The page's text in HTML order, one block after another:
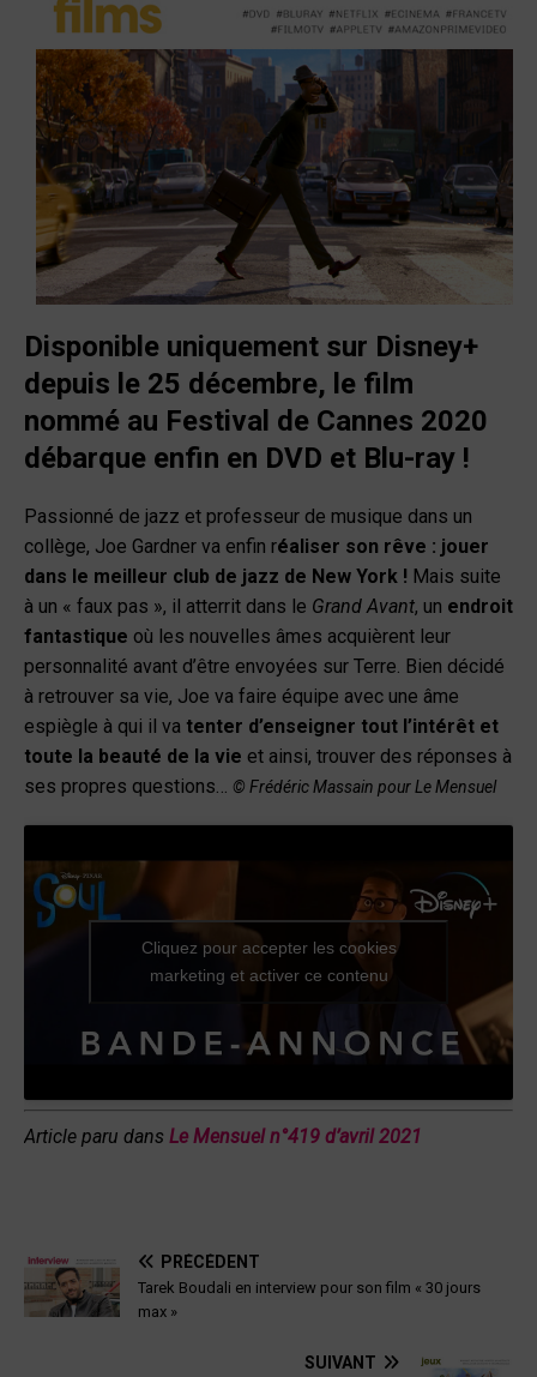
Disponible uniquement sur Disney+
depuis le 25 décembre, le film
nommé au Festival de Cannes 2020
débarque enfin en DVD et Blu-ray !
Passionné de jazz et professeur de musique dans un
collège, Joe Gardner va enfin réaliser son rêve : jouer
dans le meilleur club de jazz de New York ! Mais suite
à un « faux pas », il atterrit dans le Grand Avant, un endroit
fantastique où les nouvelles âmes acquièrent leur
personnalité avant d’être envoyées sur Terre. Bien décidé
à retrouver sa vie, Joe va faire équipe avec une âme
espiègle à qui il va tenter d’enseigner tout l’intérêt et
toute la beauté de la vie et ainsi, trouver des réponses à
ses propres questions…
© Frédéric Massain pour Le Mensuel
Cliquez pour accepter les cookies
marketing et activer ce contenu
Article paru dans Le Mensuel n°419 d’avril2021
PRÉCÉDENT
Tarek Boudali en interview pour son film « 30 jours
max »
SUIVANT